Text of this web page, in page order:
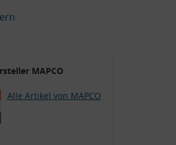
MAPCO
Alle Artikel von MAPCO